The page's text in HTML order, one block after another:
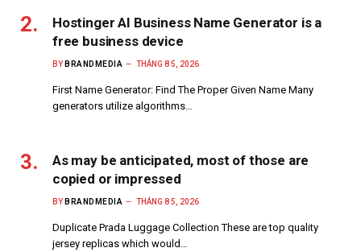
Hostinger AI Business Name Generator is a
free business device
BY BRANDMEDIA THÁNG 8 5, 2026
First Name Generator: Find The Proper Given Name Many
generators utilize algorithms…
As may be anticipated, most of those are
copied or impressed
BY BRANDMEDIA THÁNG 8 5, 2026
Duplicate Prada Luggage Collection These are top quality
jersey replicas which would…